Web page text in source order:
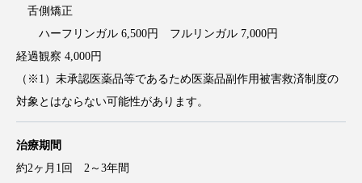
舌側矯正
ハーフリンガル 6,500円 フルリンガル 7,000円
経過観察 4,000円
（※1）未承認医薬品等であるため医薬品副作用被害救済制度の
対象とはならない可能性があります。
治療期間
約2ヶ月1回 2～3年間